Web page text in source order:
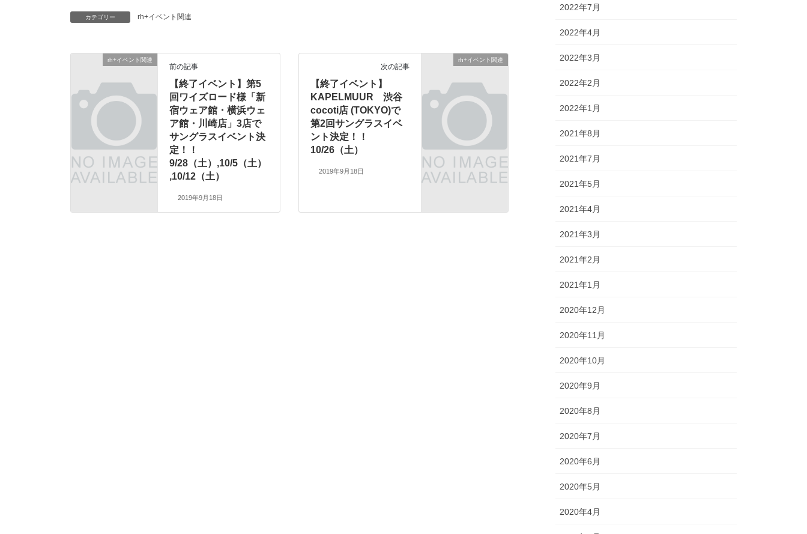
カテゴリー rh+イベント関連
rh+イベント関連
前の記事
【終了イベント】第5
回ワイズロード様「新
宿ウェア館・横浜ウェ
ア館・川崎店」3店で
サングラスイベント決
定！！
9/28（土）,10/5（土）
,10/12（土）
2019年9月18日
rh+イベント関連
次の記事
【終了イベント】
KAPELMUUR 渋谷
cocoti店 (TOKYO)で
第2回サングラスイベ
ント決定！！
10/26（土）
2019年9月18日
2022年7月
2022年4月
2022年3月
2022年2月
2022年1月
2021年8月
2021年7月
2021年5月
2021年4月
2021年3月
2021年2月
2021年1月
2020年12月
2020年11月
2020年10月
2020年9月
2020年8月
2020年7月
2020年6月
2020年5月
2020年4月